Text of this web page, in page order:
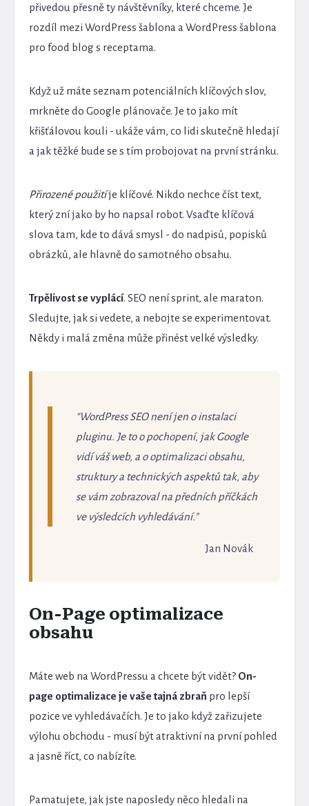
přivedou přesně ty návštěvníky, které chceme. Je
rozdíl mezi WordPress šablona a WordPress šablona
pro food blog s receptama.
Když už máte seznam potenciálních klíčových slov,
mrkněte do Google plánovače. Je to jako mít
křišťálovou kouli - ukáže vám, co lidi skutečně hledají
a jak těžké bude se s tím probojovat na první stránku.
Přirozené použitíje klíčové. Nikdo nechce číst text,
který zní jako by ho napsal robot. Vsaďte klíčová
slova tam, kde to dává smysl - do nadpisů, popisků
obrázků, ale hlavně do samotného obsahu.
Trpělivost se vyplácí. SEO není sprint, ale maraton.
Sledujte, jak si vedete, a nebojte se experimentovat.
Někdy i malá změna může přinést velké výsledky.
WordPress SEO není jen o instalaci
pluginu. Je to o pochopení, jak Google
vidí váš web, a o optimalizaci obsahu,
struktury a technických aspektů tak, aby
se vám zobrazoval na předních příčkách
ve výsledcích vyhledávání.
Jan Novák
On-Page optimalizace
obsahu
Máte web na WordPressu a chcete být vidět? On-
page optimalizace je vaše tajná zbraň pro lepší
pozice ve vyhledávačích. Je to jako když zařizujete
výlohu obchodu - musí být atraktivní na první pohled
a jasně říct, co nabízíte.
Pamatujete, jak jste naposledy něco hledali na